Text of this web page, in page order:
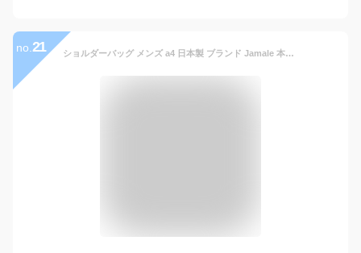
no. 21 ショルダーバッグ メンズ a4 日本製 ブランド Jamale 本革 牛革 小さめ ショルダー 軽い ベルト デザイン バッグ ビジネス 通勤 かばん レザー レザーバッグ 革 おしゃれ 斜めがけ かっこいい カメラバッグ 40代 50代 ギフト プレゼント (No.07000075-mens-1) 父の日